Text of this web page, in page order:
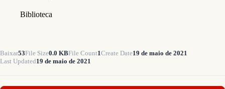
Biblioteca
Baixar53File Size0.0 KBFile Count1Create Date19 de maio de 2021
Last Updated19 de maio de 2021